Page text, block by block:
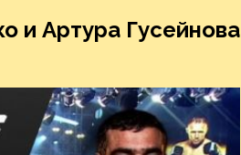
и Артура Гусейнова